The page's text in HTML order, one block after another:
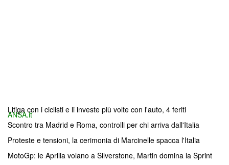
ANSA.it
Litiga con i ciclisti e li investe più volte con l'auto, 4 feriti
Scontro tra Madrid e Roma, controlli per chi arriva dall'Italia
Proteste e tensioni, la cerimonia di Marcinelle spacca l'Italia
MotoGp: le Aprilia volano a Silverstone, Martin domina la Sprint